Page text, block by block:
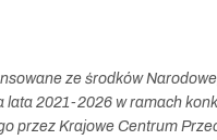
ze środków
lata 2021-2026 w ramach
przez Krajowe Centrum